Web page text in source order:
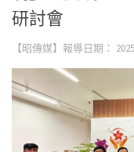
研討會
【昭傳媒】報導日期：